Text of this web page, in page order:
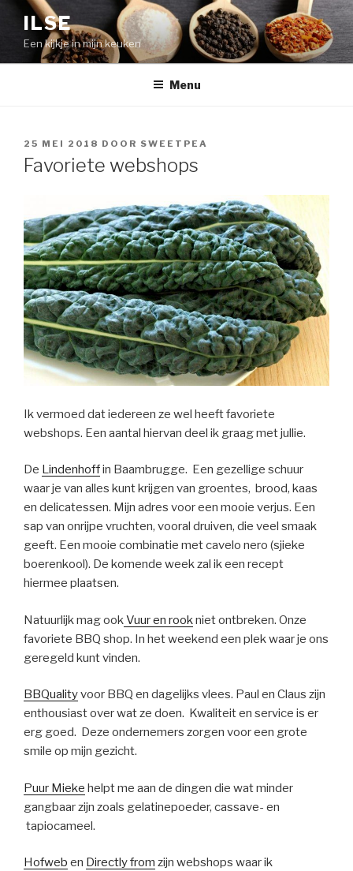
inhoud
springen
ILSE
Een kijkje in mijn keuken
Menu
GEPLAATST
OP
25 MEI 2018 DOOR SWEETPEA
Favoriete webshops
Ik vermoed dat iedereen ze wel heeft favoriete
webshops. Een aantal hiervan deel ik graag met jullie.
De Lindenhoffin Baambrugge. Een gezellige schuur
waar je van alles kunt krijgen van groentes, brood, kaas
en delicatessen. Mijn adres voor een mooie verjus. Een
sap van onrijpe vruchten, vooral druiven, die veel smaak
geeft. Een mooie combinatie met cavelo nero (sjieke
boerenkool). De komende week zal ik een recept
hiermee plaatsen.
Natuurlijk mag ookVuur en rookniet ontbreken. Onze
favoriete BBQ shop. In het weekend een plek waar je ons
geregeld kunt vinden.
BBQualityvoor BBQ en dagelijks vlees. Paul en Claus zijn
enthousiast over wat ze doen. Kwaliteit en service is er
erg goed. Deze ondernemers zorgen voor een grote
smile op mijn gezicht.
Puur Mieke helpt me aan de dingen die wat minder
gangbaar zijn zoals gelatinepoeder, cassave- en
tapiocameel.
Hofweb en Directly from zijn webshops waar ik